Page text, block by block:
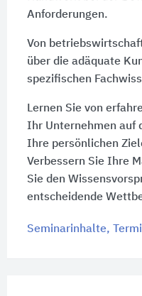
Anforderungen.
Von
über die adäquate
spezifischen
Lernen Sie von
Ihr Unternehmen auf
Ihre persönlichen
Verbessern Sie Ihre
Sie den
entscheidende
Seminarinhalte,